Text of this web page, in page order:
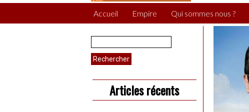
Accueil Empire Qui sommes nous ?
Rechercher :
Articles récents